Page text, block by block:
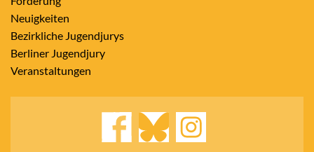
Neuigkeiten
Bezirkliche Jugendjurys
Berliner Jugendjury
Veranstaltungen